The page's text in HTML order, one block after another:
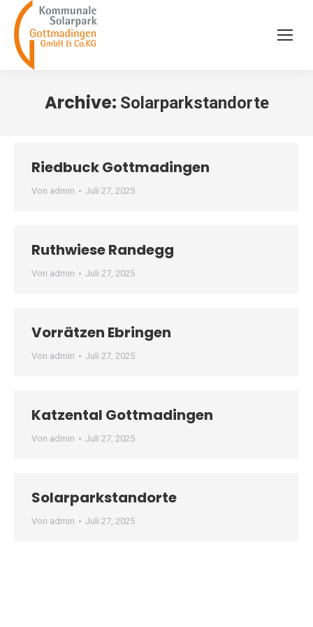
Archive: Solarparkstandorte
Riedbuck Gottmadingen
Von admin Juli 27, 2025
Ruthwiese Randegg
Von admin Juli 27, 2025
Vorrätzen Ebringen
Von admin Juli 27, 2025
Katzental Gottmadingen
Von admin Juli 27, 2025
Solarparkstandorte
Von admin Juli 27, 2025